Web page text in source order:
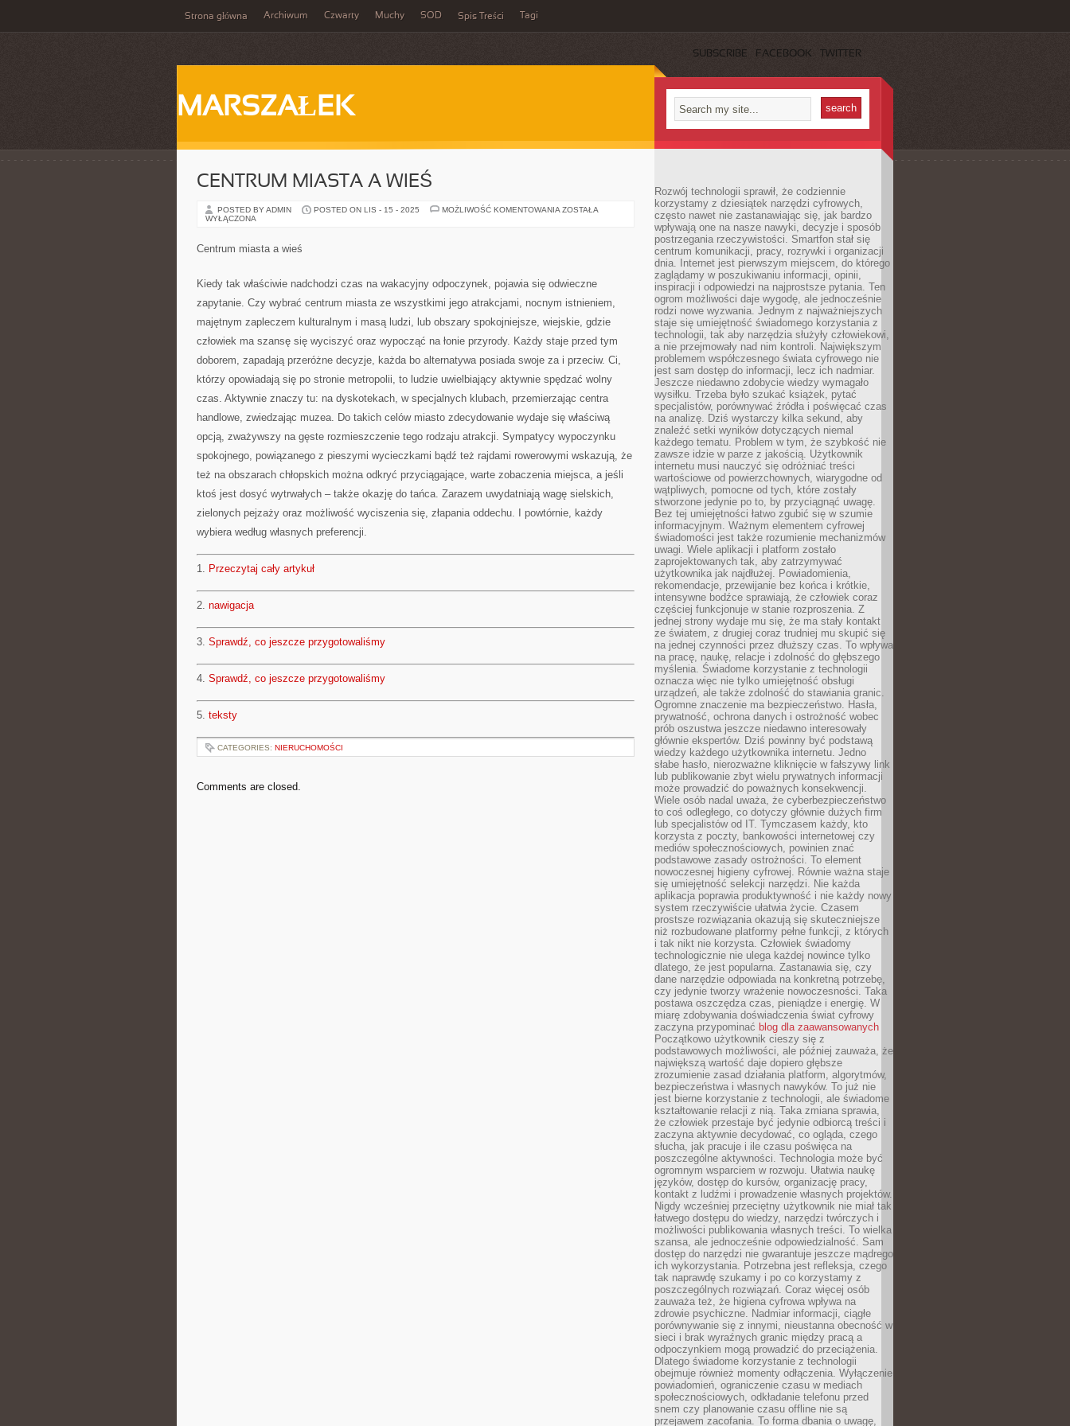
Strona główna Archiwum Czwarty Muchy SOD Spis Treści Tagi
SUBSCRIBE FACEBOOK TWITTER
MARSZAŁEK
CENTRUM MIASTA A WIEŚ
POSTED BY ADMIN POSTED ON LIS - 15 - 2025 MOŻLIWOŚĆ KOMENTOWANIA CENTRUM
ZOSTAŁA
WYŁĄCZONA
Centrum miasta a wieś
Kiedy tak właściwie nadchodzi czas na wakacyjny odpoczynek, pojawia się odwieczne
zapytanie. Czy wybrać centrum miasta ze wszystkimi jego atrakcjami, nocnym istnieniem,
majętnym zapleczem kulturalnym i masą ludzi, lub obszary spokojniejsze, wiejskie, gdzie
człowiek ma szansę się wyciszyć oraz wypocząć na łonie przyrody. Każdy staje przed tym
doborem, zapadają przeróżne decyzje, każda bo alternatywa posiada swoje za i przeciw. Ci,
którzy opowiadają się po stronie metropolii, to ludzie uwielbiający aktywnie spędzać wolny
czas. Aktywnie znaczy tu: na dyskotekach, w specjalnych klubach, przemierzając centra
handlowe, zwiedzając muzea. Do takich celów miasto zdecydowanie wydaje się właściwą
opcją, zważywszy na gęste rozmieszczenie tego rodzaju atrakcji. Sympatycy wypoczynku
spokojnego, powiązanego z pieszymi wycieczkami bądź też rajdami rowerowymi wskazują, że
też na obszarach chłopskich można odkryć przyciągające, warte zobaczenia miejsca, a jeśli
ktoś jest dosyć wytrwałych – także okazję do tańca. Zarazem uwydatniają wagę sielskich,
zielonych pejzaży oraz możliwość wyciszenia się, złapania oddechu. I powtórnie, każdy
wybiera według własnych preferencji.
1. Przeczytaj cały artykuł
2. nawigacja
3. Sprawdź, co jeszcze przygotowaliśmy
4. Sprawdź, co jeszcze przygotowaliśmy
5. teksty
CATEGORIES: NIERUCHOMOŚCI
Comments are closed.
Rozwój technologii sprawił, że codziennie
korzystamy z dziesiątek narzędzi cyfrowych,
często nawet nie zastanawiając się, jak bardzo
wpływają one na nasze nawyki, decyzje i sposób
postrzegania rzeczywistości. Smartfon stał się
centrum komunikacji, pracy, rozrywki i organizacji
dnia. Internet jest pierwszym miejscem, do którego
zaglądamy w poszukiwaniu informacji, opinii,
inspiracji i odpowiedzi na najprostsze pytania. Ten
ogrom możliwości daje wygodę, ale jednocześnie
rodzi nowe wyzwania. Jednym z najważniejszych
staje się umiejętność świadomego korzystania z
technologii, tak aby narzędzia służyły człowiekowi,
a nie przejmowały nad nim kontroli. Największym
problemem współczesnego świata cyfrowego nie
jest sam dostęp do informacji, lecz ich nadmiar.
Jeszcze niedawno zdobycie wiedzy wymagało
wysiłku. Trzeba było szukać książek, pytać
specjalistów, porównywać źródła i poświęcać czas
na analizę. Dziś wystarczy kilka sekund, aby
znaleźć setki wyników dotyczących niemal
każdego tematu. Problem w tym, że szybkość nie
zawsze idzie w parze z jakością. Użytkownik
internetu musi nauczyć się odróżniać treści
wartościowe od powierzchownych, wiarygodne od
wątpliwych, pomocne od tych, które zostały
stworzone jedynie po to, by przyciągnąć uwagę.
Bez tej umiejętności łatwo zgubić się w szumie
informacyjnym. Ważnym elementem cyfrowej
świadomości jest także rozumienie mechanizmów
uwagi. Wiele aplikacji i platform zostało
zaprojektowanych tak, aby zatrzymywać
użytkownika jak najdłużej. Powiadomienia,
rekomendacje, przewijanie bez końca i krótkie,
intensywne bodźce sprawiają, że człowiek coraz
częściej funkcjonuje w stanie rozproszenia. Z
jednej strony wydaje mu się, że ma stały kontakt
ze światem, z drugiej coraz trudniej mu skupić się
na jednej czynności przez dłuższy czas. To wpływa
na pracę, naukę, relacje i zdolność do głębszego
myślenia. Świadome korzystanie z technologii
oznacza więc nie tylko umiejętność obsługi
urządzeń, ale także zdolność do stawiania granic.
Ogromne znaczenie ma bezpieczeństwo. Hasła,
prywatność, ochrona danych i ostrożność wobec
prób oszustwa jeszcze niedawno interesowały
głównie ekspertów. Dziś powinny być podstawą
wiedzy każdego użytkownika internetu. Jedno
słabe hasło, nierozważne kliknięcie w fałszywy link
lub publikowanie zbyt wielu prywatnych informacji
może prowadzić do poważnych konsekwencji.
Wiele osób nadal uważa, że cyberbezpieczeństwo
to coś odległego, co dotyczy głównie dużych firm
lub specjalistów od IT. Tymczasem każdy, kto
korzysta z poczty, bankowości internetowej czy
mediów społecznościowych, powinien znać
podstawowe zasady ostrożności. To element
nowoczesnej higieny cyfrowej. Równie ważna staje
się umiejętność selekcji narzędzi. Nie każda
aplikacja poprawia produktywność i nie każdy nowy
system rzeczywiście ułatwia życie. Czasem
prostsze rozwiązania okazują się skuteczniejsze
niż rozbudowane platformy pełne funkcji, z których
i tak nikt nie korzysta. Człowiek świadomy
technologicznie nie ulega każdej nowince tylko
dlatego, że jest popularna. Zastanawia się, czy
dane narzędzie odpowiada na konkretną potrzebę,
czy jedynie tworzy wrażenie nowoczesności. Taka
postawa oszczędza czas, pieniądze i energię. W
miarę zdobywania doświadczenia świat cyfrowy
zaczyna przypominać blog dla zaawansowanych
Początkowo użytkownik cieszy się z
podstawowych możliwości, ale później zauważa, że
największą wartość daje dopiero głębsze
zrozumienie zasad działania platform, algorytmów,
bezpieczeństwa i własnych nawyków. To już nie
jest bierne korzystanie z technologii, ale świadome
kształtowanie relacji z nią. Taka zmiana sprawia,
że człowiek przestaje być jedynie odbiorcą treści i
zaczyna aktywnie decydować, co ogląda, czego
słucha, jak pracuje i ile czasu poświęca na
poszczególne aktywności. Technologia może być
ogromnym wsparciem w rozwoju. Ułatwia naukę
języków, dostęp do kursów, organizację pracy,
kontakt z ludźmi i prowadzenie własnych projektów.
Nigdy wcześniej przeciętny użytkownik nie miał tak
łatwego dostępu do wiedzy, narzędzi twórczych i
możliwości publikowania własnych treści. To wielka
szansa, ale jednocześnie odpowiedzialność. Sam
dostęp do narzędzi nie gwarantuje jeszcze mądrego
ich wykorzystania. Potrzebna jest refleksja, czego
tak naprawdę szukamy i po co korzystamy z
poszczególnych rozwiązań. Coraz więcej osób
zauważa też, że higiena cyfrowa wpływa na
zdrowie psychiczne. Nadmiar informacji, ciągłe
porównywanie się z innymi, nieustanna obecność w
sieci i brak wyraźnych granic między pracą a
odpoczynkiem mogą prowadzić do przeciążenia.
Dlatego świadome korzystanie z technologii
obejmuje również momenty odłączenia. Wyłączenie
powiadomień, ograniczenie czasu w mediach
społecznościowych, odkładanie telefonu przed
snem czy planowanie czasu offline nie są
przejawem zacofania. To forma dbania o uwagę,